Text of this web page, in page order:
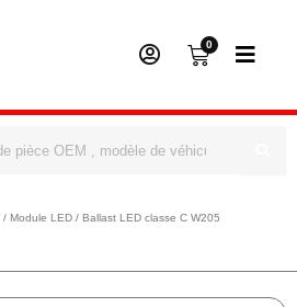
0
Panier
/ Module LED / Ballast LED classe C W205